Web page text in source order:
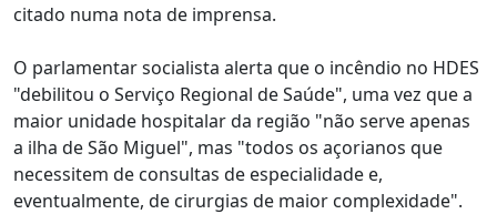
citado numa nota de imprensa.
O parlamentar socialista alerta que o incêndio no HDES
"debilitou o Serviço Regional de Saúde", uma vez que a
maior unidade hospitalar da região "não serve apenas
a ilha de São Miguel", mas "todos os açorianos que
necessitem de consultas de especialidade e,
eventualmente, de cirurgias de maior complexidade".